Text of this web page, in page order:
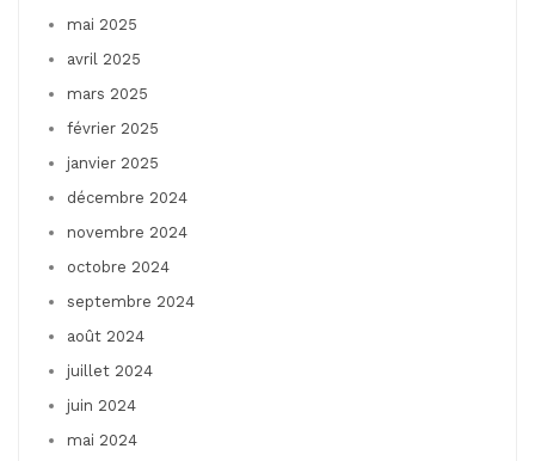
mai 2025
avril 2025
mars 2025
février 2025
janvier 2025
décembre 2024
novembre 2024
octobre 2024
septembre 2024
août 2024
juillet 2024
juin 2024
mai 2024